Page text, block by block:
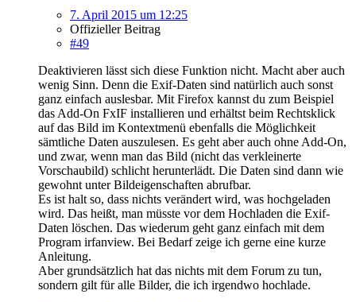
7. April 2015 um 12:25
Offizieller Beitrag
#49
Deaktivieren lässt sich diese Funktion nicht. Macht aber auch
wenig Sinn. Denn die Exif-Daten sind natürlich auch sonst
ganz einfach auslesbar. Mit Firefox kannst du zum Beispiel
das Add-On FxIF installieren und erhältst beim Rechtsklick
auf das Bild im Kontextmenü ebenfalls die Möglichkeit
sämtliche Daten auszulesen. Es geht aber auch ohne Add-On,
und zwar, wenn man das Bild (nicht das verkleinerte
Vorschaubild) schlicht herunterlädt. Die Daten sind dann wie
gewohnt unter Bildeigenschaften abrufbar.
Es ist halt so, dass nichts verändert wird, was hochgeladen
wird. Das heißt, man müsste vor dem Hochladen die Exif-
Daten löschen. Das wiederum geht ganz einfach mit dem
Program irfanview. Bei Bedarf zeige ich gerne eine kurze
Anleitung.
Aber grundsätzlich hat das nichts mit dem Forum zu tun,
sondern gilt für alle Bilder, die ich irgendwo hochlade.